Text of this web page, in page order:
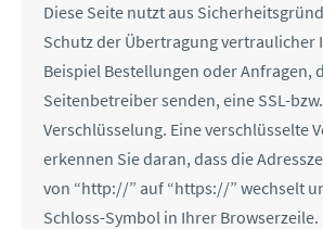
Diese Seite nutzt aus
Schutz der Übertragung vertraulicher
Beispiel Bestellungen oder Anfragen,
Seitenbetreiber senden, eine SSL-
Verschlüsselung. Eine verschlüsselte
erkennen Sie daran, dass die
von “http://” auf “https://” wechselt
Schloss-Symbol in Ihrer Browserzeile.